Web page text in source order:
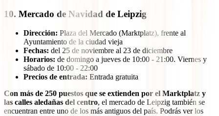
10. Mercado de Navidad de Leipzig
Dirección: Plaza del Mercado (Marktplatz), frente al
Ayuntamiento de la ciudad vieja
Fechas: del 25 de noviembre al 23 de diciembre
Horarios: de domingo a jueves de 10:00 - 21:00. Viernes y
sábado de 10:00 - 22:00
Precios de entrada: Entrada gratuita
Con más de 250 puestos que se extienden por el Marktplatz y
las calles aledañas del centro, el mercado de Leipzig también se
encuentran entre uno de los más antiguos del país. Podrás ver los